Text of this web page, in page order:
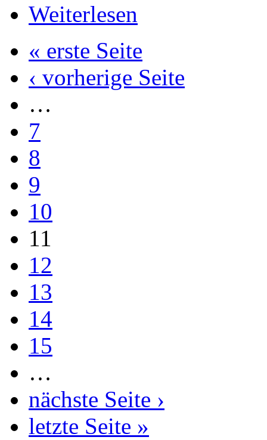
Weiterlesen
« erste Seite
‹ vorherige Seite
…
7
8
9
10
11
12
13
14
15
…
nächste Seite ›
letzte Seite »